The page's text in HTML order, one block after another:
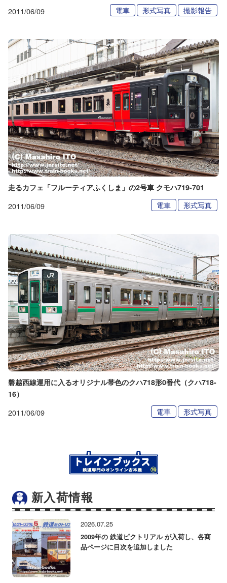
2011/06/09 電車 形式写真 撮影報告
走るカフェ「フルーティアふくしま」の2号車 クモハ719-701
2011/06/09 電車 形式写真
磐越西線運用に入るオリジナル帯色のクハ718形0番代（クハ718-
16）
2011/06/09 電車 形式写真
新入荷情報
2026.07.25
2009年の 鉄道ピクトリアル が入荷し、各商
品ページに目次を追加しました